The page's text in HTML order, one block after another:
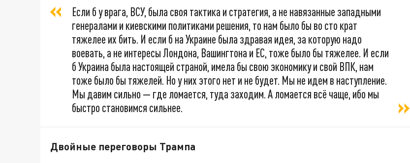
Если б у врага, ВСУ, была своя тактика и стратегия, а не навязанные западными
генералами и киевскими политиками решения, то нам было бы во сто крат
тяжелее их бить. И если б на Украине была здравая идея, за которую надо
воевать, а не интересы Лондона, Вашингтона и ЕС, тоже было бы тяжелее. И если
б Украина была настоящей страной, имела бы свою экономику и свой ВПК, нам
тоже было бы тяжелей. Но у них этого нет и не будет. Мы не идем в наступление.
Мы давим сильно — где ломается, туда заходим. А ломается всё чаще, ибо мы
быстро становимся сильнее.
Двойные переговоры Трампа